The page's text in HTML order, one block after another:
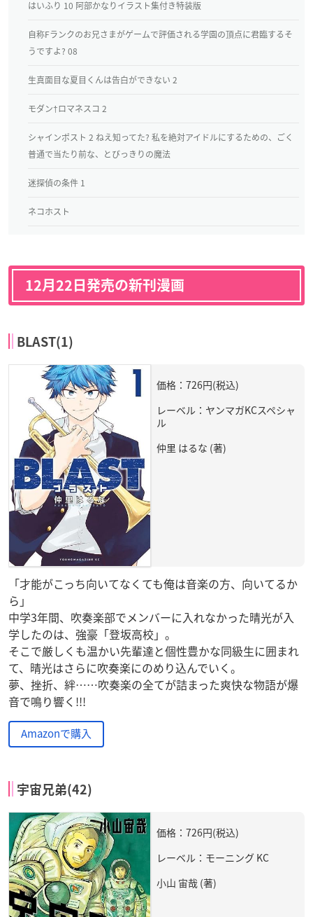
はいふり 10 阿部かなりイラスト集付き特装版
自称Fランクのお兄さまがゲームで評価される学園の頂点に君臨するそ
うですよ? 08
生真面目な夏目くんは告白ができない 2
モダン†ロマネスコ 2
シャインポスト 2 ねえ知ってた? 私を絶対アイドルにするための、ごく
普通で当たり前な、とびっきりの魔法
迷探偵の条件 1
ネコホスト
12月22日発売の新刊漫画
BLAST(1)
価格：726円(税込)
レーベル：ヤンマガKCスペシャ
ル
仲里 はるな (著)
「才能がこっち向いてなくても俺は音楽の方、向いてるか
ら」
中学3年間、吹奏楽部でメンバーに入れなかった晴光が入
学したのは、強豪「登坂高校」。
そこで厳しくも温かい先輩達と個性豊かな同級生に囲まれ
て、晴光はさらに吹奏楽にのめり込んでいく。
夢、挫折、絆……吹奏楽の全てが詰まった爽快な物語が爆
音で鳴り響く!!!
Amazonで購入
宇宙兄弟(42)
価格：726円(税込)
レーベル：モーニング KC
小山 宙哉 (著)